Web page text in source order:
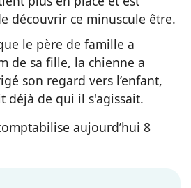
découvrir ce minuscule être.
le père de famille a
de sa fille, la chienne a
son regard vers l’enfant,
déjà de qui il s'agissait.
aujourd’hui 8